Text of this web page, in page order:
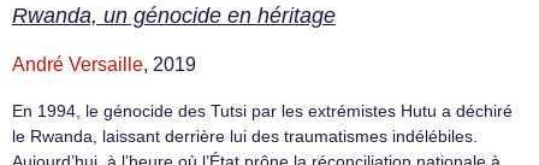
Rwanda, un génocide en héritage
André Versaille, 2019
En 1994, le génocide des Tutsi par les extrémistes Hutu a déchiré
le Rwanda, laissant derrière lui des traumatismes indélébiles.